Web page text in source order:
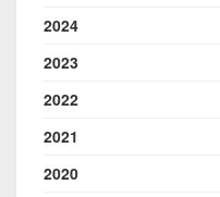
2024
2023
2022
2021
2020